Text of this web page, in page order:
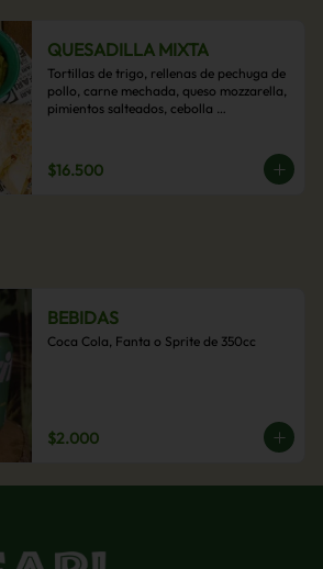
QUESADILLA MIXTA
Tortillas de trigo, rellenas de pechuga de
pollo, carne mechada, queso mozzarella,
pimientos salteados, cebolla
$16.500
BEBIDAS
Coca Cola, Fanta o Sprite de 350cc
$2.000